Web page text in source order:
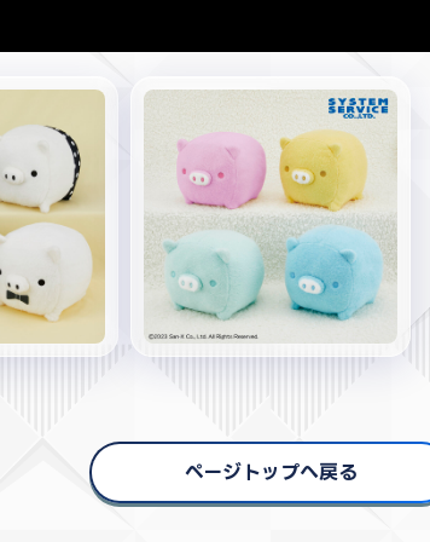
ページトップへ戻る